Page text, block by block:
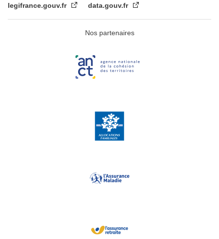
legifrance.gouv.fr data.gouv.fr
Nos partenaires